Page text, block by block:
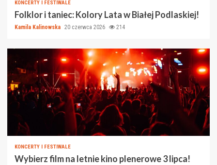
KONCERTY I FESTIWALE
Folklor i taniec: Kolory Lata w Białej Podlaskiej!
Kamila Kalinowska 20 czerwca 2026 214
KONCERTY I FESTIWALE
Wybierz film na letnie kino plenerowe 3 lipca!